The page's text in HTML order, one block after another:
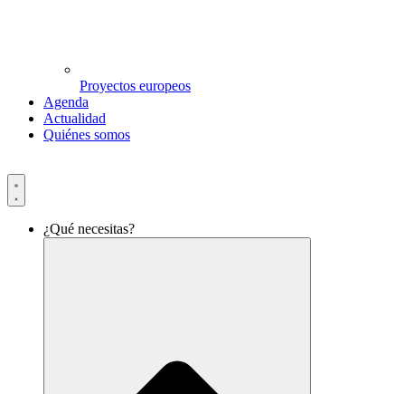
Proyectos europeos
Agenda
Actualidad
Quiénes somos
¿Qué necesitas?